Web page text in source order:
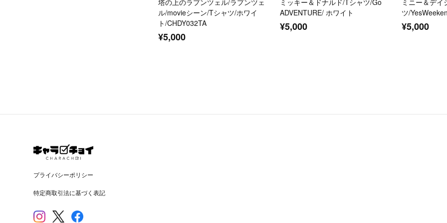
ル/movieシーン/Tシャツ/ホワイ
ト/CHDY032TA
¥5,000
ADVENTURE/ ホワイト
¥5,000
ツ/
¥5,000
プライバシーポリシー
特定商取引法に基づく表記